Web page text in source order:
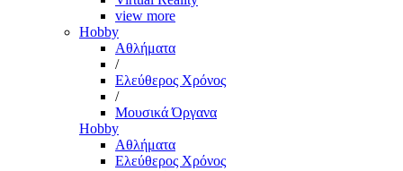
view more
Hobby
Αθλήματα
/
Ελεύθερος Χρόνος
/
Μουσικά Όργανα
Hobby
Αθλήματα
Ελεύθερος Χρόνος